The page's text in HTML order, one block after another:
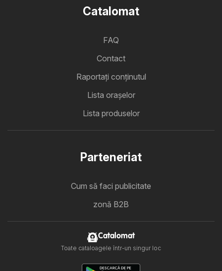
Catalomat
FAQ
Contact
Raportați conținutul
Lista oraşelor
Lista produselor
Parteneriat
Cum să faci publicitate
zonă B2B
Catalomat
Toate cataloagele într-un singur loc